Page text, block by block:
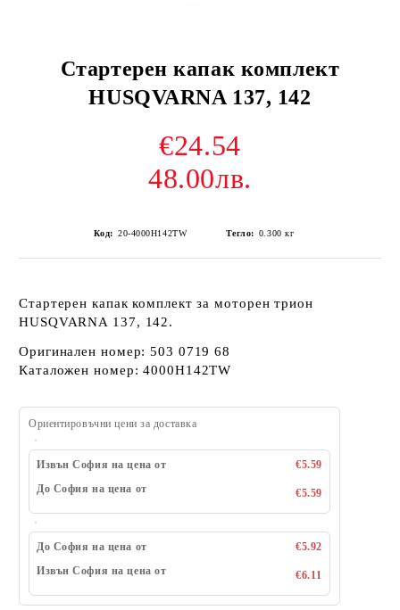
Стартерен капак комплект
HUSQVARNA 137, 142
€24.54
48.00лв.
Код: 20-4000H142TW Тегло: 0.300 кг
Стартерен капак комплект за моторен трион
HUSQVARNA 137, 142.
Оригинален номер: 503 0719 68
Каталожен номер: 4000H142TW
Ориентировъчни цени за доставка
Извън София на цена от
€5.59
До София на цена от
€5.59
До София на цена от
€5.92
Извън София на цена от
€6.11